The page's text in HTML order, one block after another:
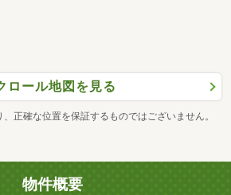
ロール地図を見る
正確な位置を保証するものではございません。
物件概要